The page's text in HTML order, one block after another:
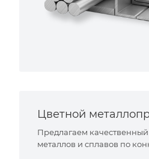
Цветной
Предлагаем
металлов и сплавов по